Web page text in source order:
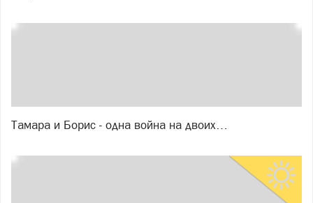
Тамара и Борис - одна война на двоих…